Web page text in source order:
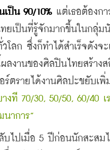
ป็น 90/10% แต่เธอต้องก
ยเป็นที่รู้จักมากขึ้นในกลุ่ม
โลก ซึ่งก็ทำได้สำเร็จดังจะ
ลงานของศิลปินไทยสร้างส
ร์ตรายได้งานศิลปะขยับเพิ่
างที 70/30, 50/50, 60/40 เ
าการ”
ปเมื่อ 5 ปีก่อนนักสะสม